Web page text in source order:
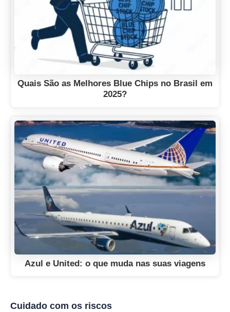
Quais São as Melhores Blue Chips no Brasil em
2025?
Azul e United: o que muda nas suas viagens
Cuidado com os riscos